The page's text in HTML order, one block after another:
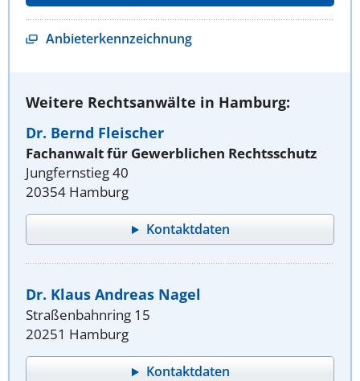
Anbieterkennzeichnung
Weitere Rechtsanwälte in Hamburg:
Dr. Bernd Fleischer
Fachanwalt für Gewerblichen Rechtsschutz
Jungfernstieg 40
20354 Hamburg
Kontaktdaten
Dr. Klaus Andreas Nagel
Straßenbahnring 15
20251 Hamburg
Kontaktdaten